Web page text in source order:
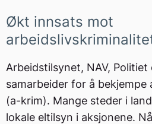
Økt innsats mot
Arbeidstilsynet, NAV,
samarbeider for å bekjempe
(a-krim). Mange steder i
lokale eltilsyn i aksjonene.